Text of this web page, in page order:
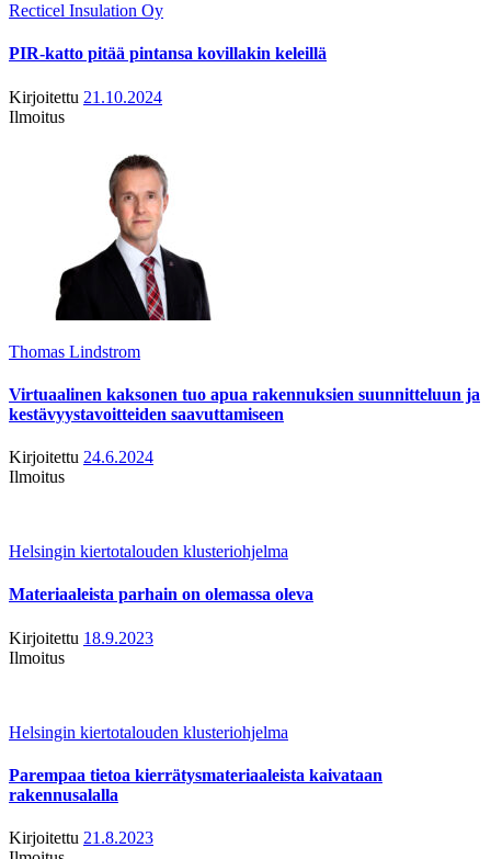
Recticel Insulation Oy
PIR-katto pitää pintansa kovillakin keleillä
Kirjoitettu 21.10.2024
Ilmoitus
Thomas Lindstrom
Virtuaalinen kaksonen tuo apua rakennuksien suunnitteluun ja
kestävyystavoitteiden saavuttamiseen
Kirjoitettu 24.6.2024
Ilmoitus
Helsingin kiertotalouden klusteriohjelma
Materiaaleista parhain on olemassa oleva
Kirjoitettu 18.9.2023
Ilmoitus
Helsingin kiertotalouden klusteriohjelma
Parempaa tietoa kierrätysmateriaaleista kaivataan
rakennusalalla
Kirjoitettu 21.8.2023